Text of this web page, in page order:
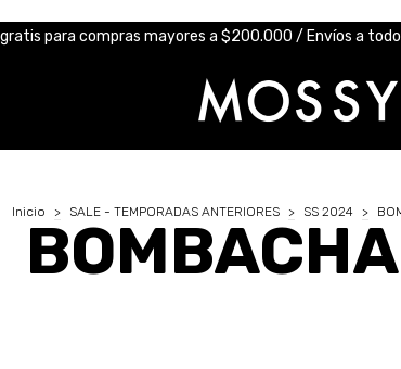
gratis para compras mayores a $200.000 / Envíos a
Inicio > SALE - TEMPORADAS ANTERIORES > SS 2024 >